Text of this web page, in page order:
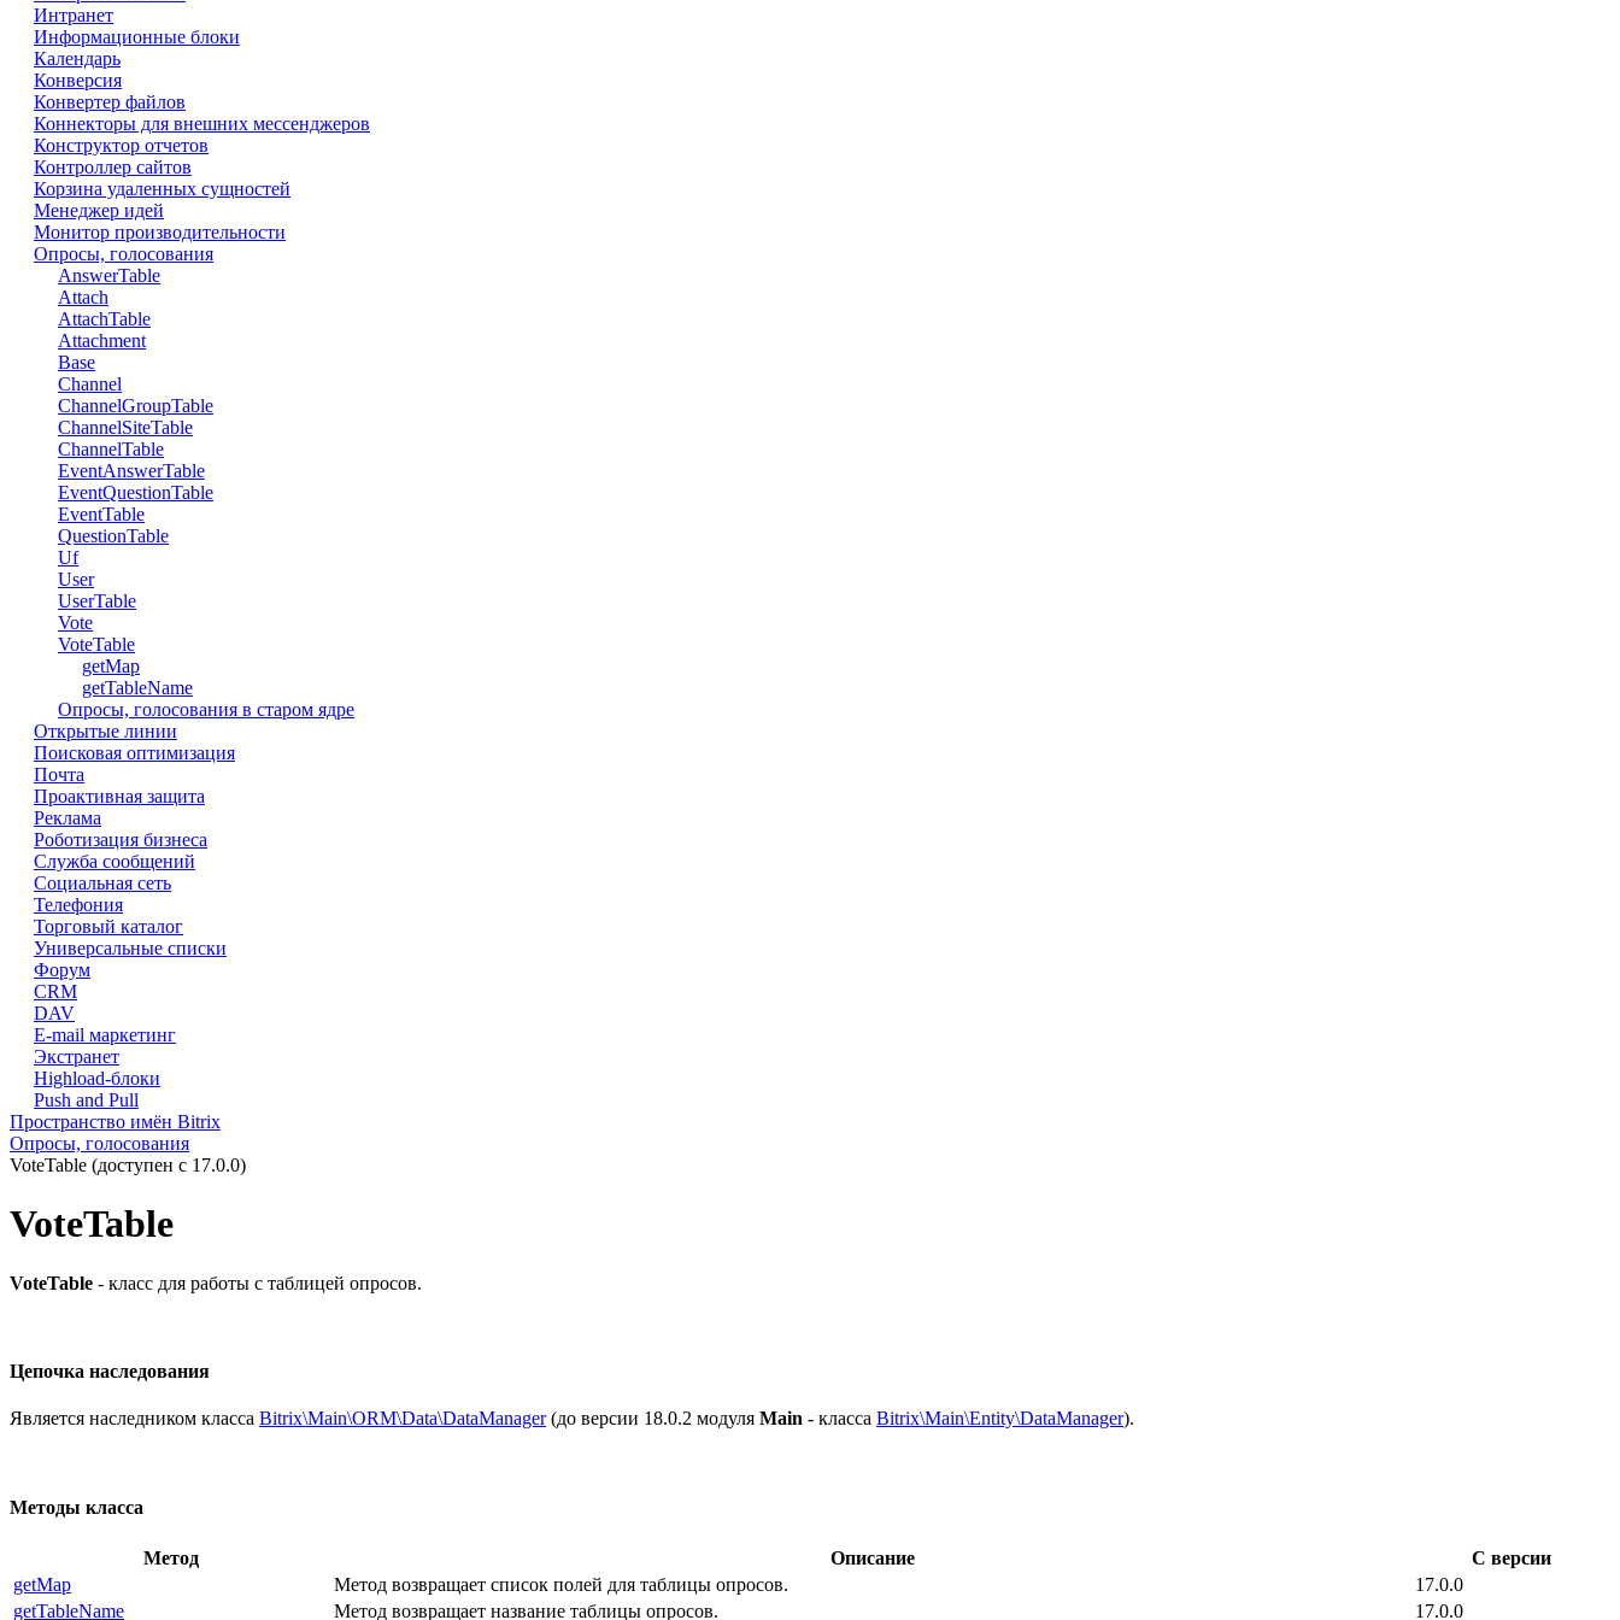
Интранет
Информационные блоки
Календарь
Конверсия
Конвертер файлов
Коннекторы для внешних мессенджеров
Конструктор отчетов
Контроллер сайтов
Корзина удаленных сущностей
Менеджер идей
Монитор производительности
Опросы, голосования
AnswerTable
Attach
AttachTable
Attachment
Base
Channel
ChannelGroupTable
ChannelSiteTable
ChannelTable
EventAnswerTable
EventQuestionTable
EventTable
QuestionTable
Uf
User
UserTable
Vote
VoteTable
getMap
getTableName
Опросы, голосования в старом ядре
Открытые линии
Поисковая оптимизация
Почта
Проактивная защита
Реклама
Роботизация бизнеса
Служба сообщений
Социальная сеть
Телефония
Торговый каталог
Универсальные списки
Форум
CRM
DAV
E-mail маркетинг
Экстранет
Highload-блоки
Push and Pull
Пространство имён Bitrix
Опросы, голосования
VoteTable (доступен с 17.0.0)
VoteTable
VoteTable - класс для работы с таблицей опросов.
Цепочка наследования
Является наследником класса Bitrix\Main\ORM\Data\DataManager(до версии 18.0.2 модуля Main - класса Bitrix\Main\Entity\DataManager).
Методы класса
Метод Описание
С версии
getMap
Метод возвращает список полей для таблицы опросов.
17.0.0
getTableName
Метод возвращает название таблицы опросов. 17.0.0